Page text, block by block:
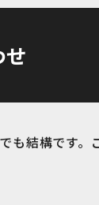
も結構です。